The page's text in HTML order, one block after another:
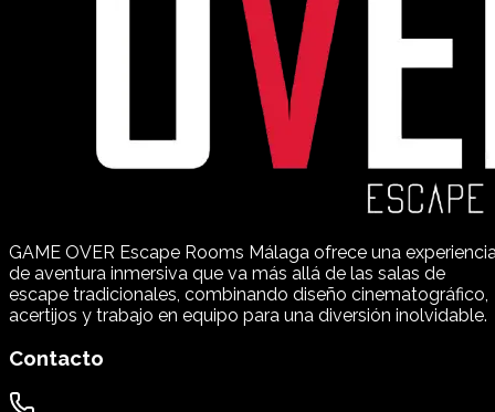
GAME OVER Escape Rooms Málaga ofrece una
de aventura inmersiva que va más allá de las salas de
escape tradicionales, combinando diseño cinematográfico,
acertijos y trabajo en equipo para una diversión inolvidable.
Contacto